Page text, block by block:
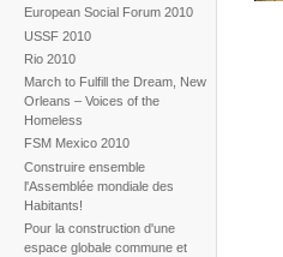
European Social Forum 2010
USSF 2010
Rio 2010
March to Fulfill the Dream, New
Orleans – Voices of the
Homeless
FSM Mexico 2010
Construire ensemble
l'Assemblée mondiale des
Habitants!
Pour la construction d'une
espace globale commune et